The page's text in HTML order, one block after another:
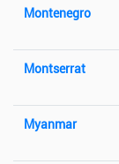
Montenegro
Montserrat
Myanmar